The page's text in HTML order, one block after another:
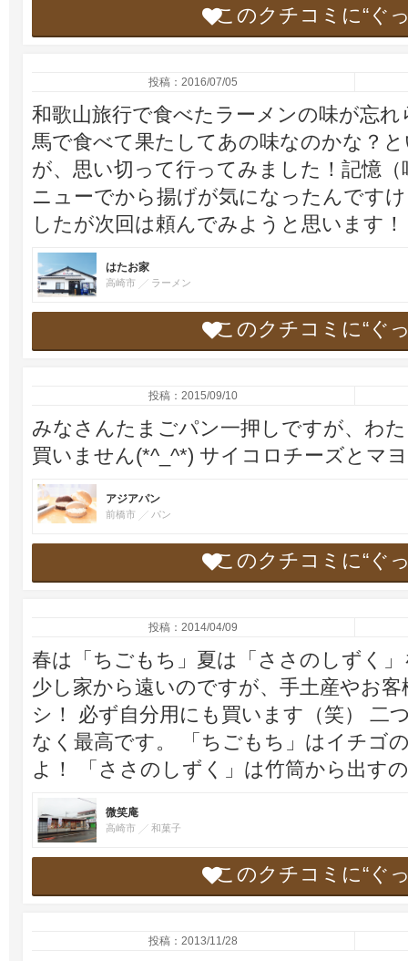
このクチコミに“ぐ
投稿：2016/07/05
和歌山旅行で食べたラーメンの味が忘
馬で食べて果たしてあの味なのかな？
が、思い切って行ってみました！記憶
ニューでから揚げが気になったんです
したが次回は頼んでみようと思います！
はたお家
高崎市 ラーメン
このクチコミに“ぐ
投稿：2015/09/10
みなさんたまごパン一押しですが、わ
買いません(*^_^*) サイコロチーズとマ
アジアパン
前橋市 パン
このクチコミに“ぐ
投稿：2014/04/09
春は「ちごもち」夏は「ささのしずく
少し家から遠いのですが、手土産やお
シ！ 必ず自分用にも買います（笑） 二
なく最高です。 「ちごもち」はイチゴ
よ！ 「ささのしずく」は竹筒から出す
微笑庵
高崎市 和菓子
このクチコミに“ぐ
投稿：2013/11/28